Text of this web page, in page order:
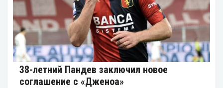
38-летний Пандев заключил новое
соглашение с «Дженоа»